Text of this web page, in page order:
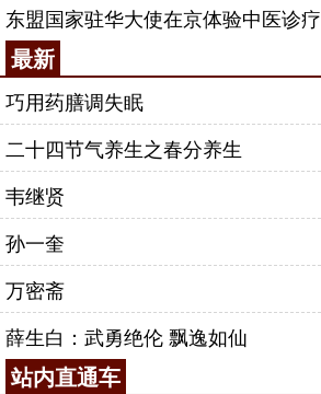
东盟国家驻华大使在京体验中医诊疗
最新
巧用药膳调失眠
二十四节气养生之春分养生
韦继贤
孙一奎
万密斋
薛生白：武勇绝伦 飘逸如仙
站内直通车